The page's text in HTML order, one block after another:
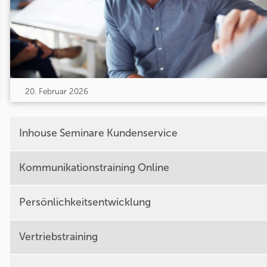
20. Februar 2026
Inhouse Seminare Kundenservice
Kommunikationstraining Online
Persönlichkeitsentwicklung
Vertriebstraining